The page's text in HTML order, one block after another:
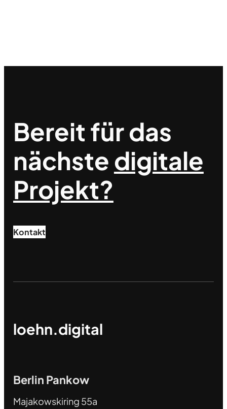
Bereit für das
nächstedigitale
Projekt?
Kontakt
loehn.digital
Berlin Pankow
Majakowskiring 55a